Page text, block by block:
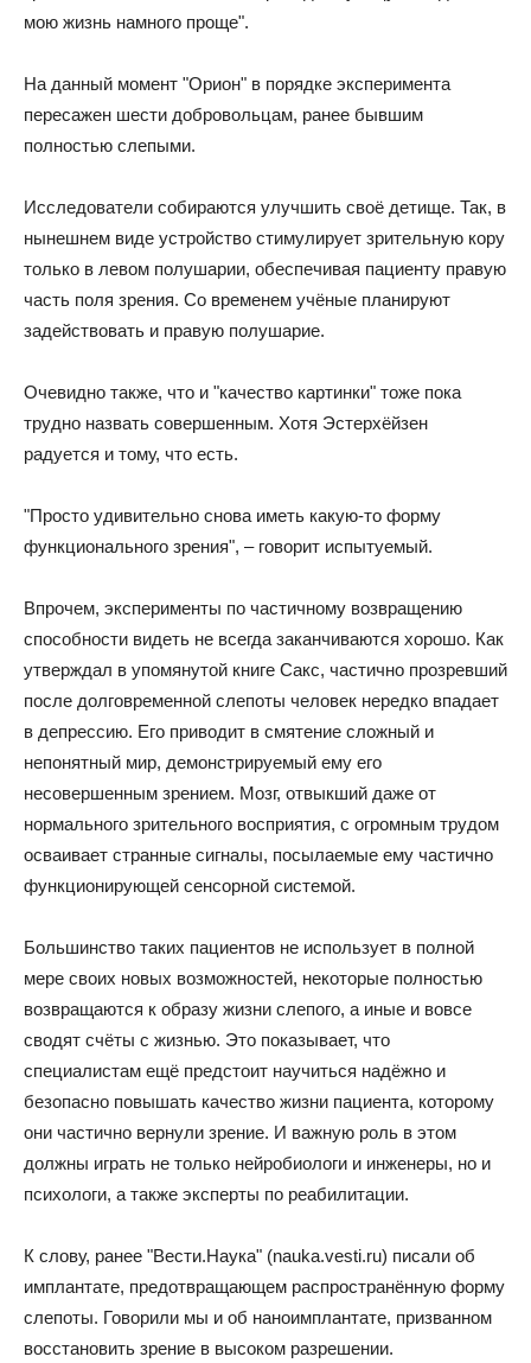
мою жизнь намного проще".
На данный момент "Орион" в порядке эксперимента
пересажен шести добровольцам, ранее бывшим
полностью слепыми.
Исследователи собираются улучшить своё детище. Так, в
нынешнем виде устройство стимулирует зрительную кору
только в левом полушарии, обеспечивая пациенту правую
часть поля зрения. Со временем учёные планируют
задействовать и правую полушарие.
Очевидно также, что и "качество картинки" тоже пока
трудно назвать совершенным. Хотя Эстерхёйзен
радуется и тому, что есть.
"Просто удивительно снова иметь какую-то форму
функционального зрения", – говорит испытуемый.
Впрочем, эксперименты по частичному возвращению
способности видеть не всегда заканчиваются хорошо. Как
утверждал в упомянутой книге Сакс, частично прозревший
после долговременной слепоты человек нередко впадает
в депрессию. Его приводит в смятение сложный и
непонятный мир, демонстрируемый ему его
несовершенным зрением. Мозг, отвыкший даже от
нормального зрительного восприятия, с огромным трудом
осваивает странные сигналы, посылаемые ему частично
функционирующей сенсорной системой.
Большинство таких пациентов не использует в полной
мере своих новых возможностей, некоторые полностью
возвращаются к образу жизни слепого, а иные и вовсе
сводят счёты с жизнью. Это показывает, что
специалистам ещё предстоит научиться надёжно и
безопасно повышать качество жизни пациента, которому
они частично вернули зрение. И важную роль в этом
должны играть не только нейробиологи и инженеры, но и
психологи, а также эксперты по реабилитации.
К слову, ранее "Вести.Наука" (nauka.vesti.ru) писали об
имплантате, предотвращающем распространённую форму
слепоты. Говорили мы и об наноимплантате, призванном
восстановить зрение в высоком разрешении.